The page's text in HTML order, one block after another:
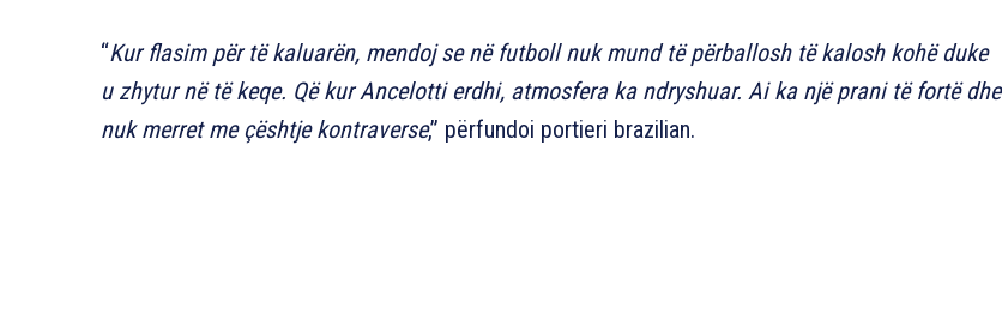
“Kur flasim për të kaluarën, mendoj se në futboll nuk mund të përballosh të kalosh kohë duke
u zhytur në të keqe. Që kur Ancelotti erdhi, atmosfera ka ndryshuar. Ai ka një prani të fortë dhe
nuk merret me çështje kontraverse,” përfundoi portieri brazilian.